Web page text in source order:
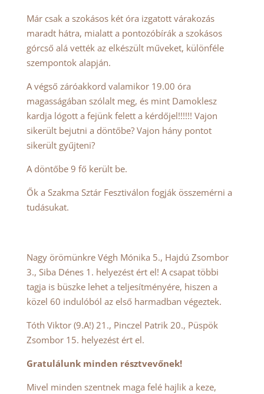
Már csak a szokásos két óra izgatott várakozás
maradt hátra, mialatt a pontozóbírák a szokásos
górcső alá vették az elkészült műveket, különféle
szempontok alapján.
A végső záróakkord valamikor 19.00 óra
magasságában szólalt meg, és mint Damoklesz
kardja lógott a fejünk felett a kérdőjel!!!!!! Vajon
sikerült bejutni a döntőbe? Vajon hány pontot
sikerült gyűjteni?
A döntőbe 9 fő került be.
Ők a Szakma Sztár Fesztiválon fogják összemérni a
tudásukat.
Nagy örömünkre Végh Mónika 5., Hajdú Zsombor
3., Siba Dénes 1. helyezést ért el! A csapat többi
tagja is büszke lehet a teljesítményére, hiszen a
közel 60 indulóból az első harmadban végeztek.
Tóth Viktor (9.A!) 21., Pinczel Patrik 20., Püspök
Zsombor 15. helyezést ért el.
Gratulálunk minden résztvevőnek!
Mivel minden szentnek maga felé hajlik a keze,